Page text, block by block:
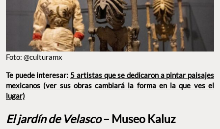
Foto: @culturamx
Te puede interesar: 5 artistas que se dedicaron a pintar paisajes
mexicanos (ver sus obras cambiará la forma en la que ves el
lugar)
El jardín de Velasco– Museo Kaluz